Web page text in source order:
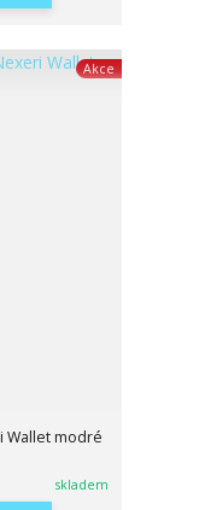
Akce
Wallet modré
skladem